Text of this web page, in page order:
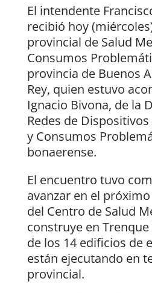
El intendente
recibió hoy
provincial de Salud
Consumos
provincia de Buenos
Rey, quien estuvo
Ignacio Bivona, de la
Redes de
y Consumos
bonaerense.
El encuentro tuvo
avanzar en el
del Centro de Salud
construye en
de los 14 edificios de
están ejecutando en
provincial.